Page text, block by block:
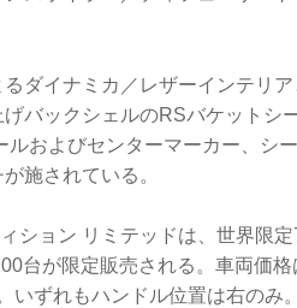
ダイナミカ／レザーインテリ
バックシェルのRSバケットシ
およびセンターマーカー、シ
施されている。
ション リミテッドは、世界限
台が限定販売される。車両価格
ずれもハンドル位置は右のみ。